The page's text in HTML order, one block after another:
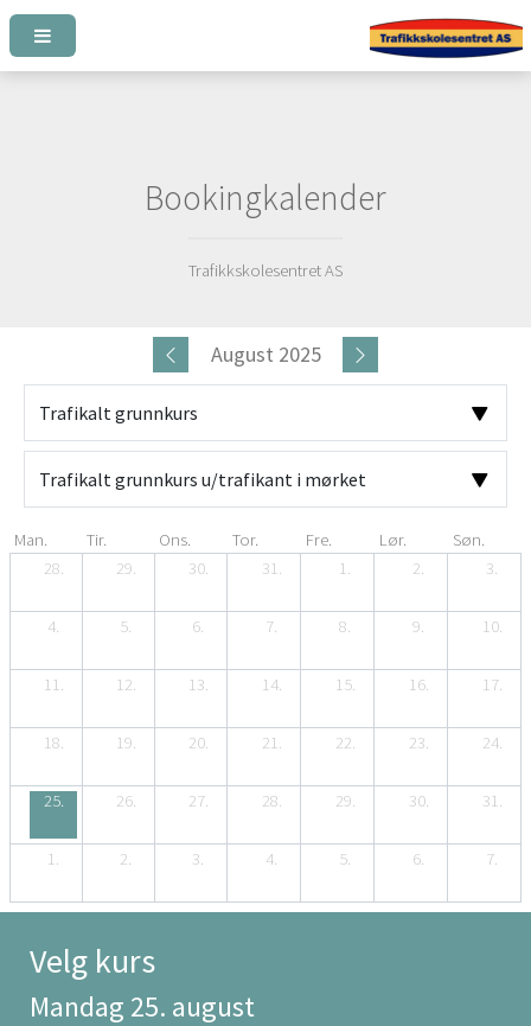
Bookingkalender
Trafikkskolesentret AS
August 2025
Man. Tir. Ons. Tor. Fre. Lør.
Søn.
28.
29. 30. 31. 1. 2. 3.
4. 5. 6. 7. 8. 9. 10.
11. 12. 13. 14. 15. 16. 17.
18. 19. 20. 21. 22. 23. 24.
25. 26. 27. 28. 29. 30. 31.
1. 2. 3. 4. 5. 6. 7.
Velg kurs
Mandag 25. august